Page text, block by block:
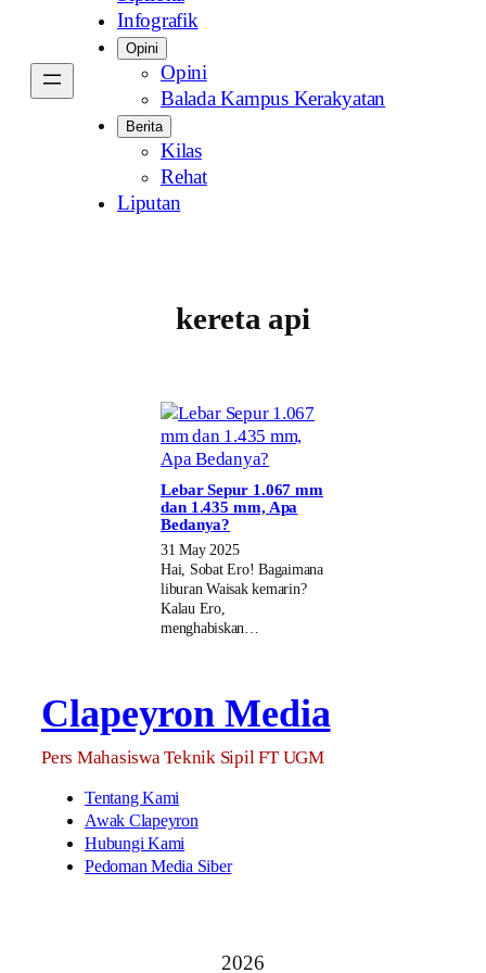
Infografik
Opini
Opini
Balada Kampus Kerakyatan
Berita
Kilas
Rehat
Liputan
kereta api
Lebar Sepur 1.067 mm
dan 1.435 mm, Apa
Bedanya?
31 May 2025
Hai, Sobat Ero! Bagaimana
liburan Waisak kemarin?
Kalau Ero,
menghabiskan…
Clapeyron Media
Pers Mahasiswa Teknik Sipil FT UGM
Tentang Kami
Awak Clapeyron
Hubungi Kami
Pedoman Media Siber
2026